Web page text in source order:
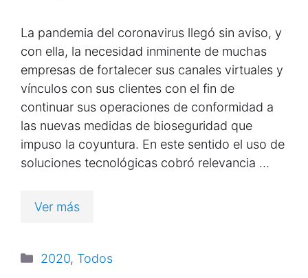
La pandemia del coronavirus llegó sin aviso, y
con ella, la necesidad inminente de muchas
empresas de fortalecer sus canales virtuales y
vínculos con sus clientes con el fin de
continuar sus operaciones de conformidad a
las nuevas medidas de bioseguridad que
impuso la coyuntura. En este sentido el uso de
soluciones tecnológicas cobró relevancia …
Ver más
2020, Todos